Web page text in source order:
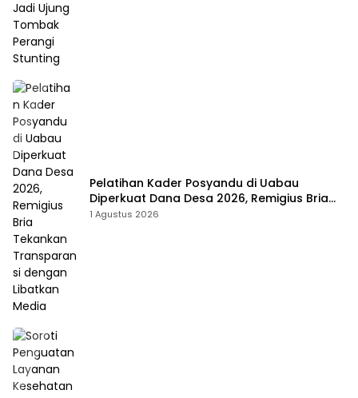
Pelatihan Kader Posyandu di Uabau
Diperkuat Dana Desa 2026, Remigius Bria
Tekankan Transparansi dengan Libatkan
1 Agustus 2026